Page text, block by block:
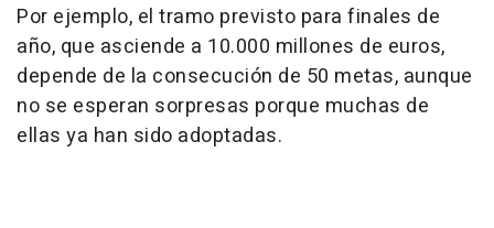
Por ejemplo, el tramo previsto para finales de
año, que asciende a 10.000 millones de euros,
depende de la consecución de 50 metas, aunque
no se esperan sorpresas porque muchas de
ellas ya han sido adoptadas.